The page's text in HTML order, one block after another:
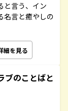
と言う、イン
名言と癒やしの
細を見る
ブのことばと